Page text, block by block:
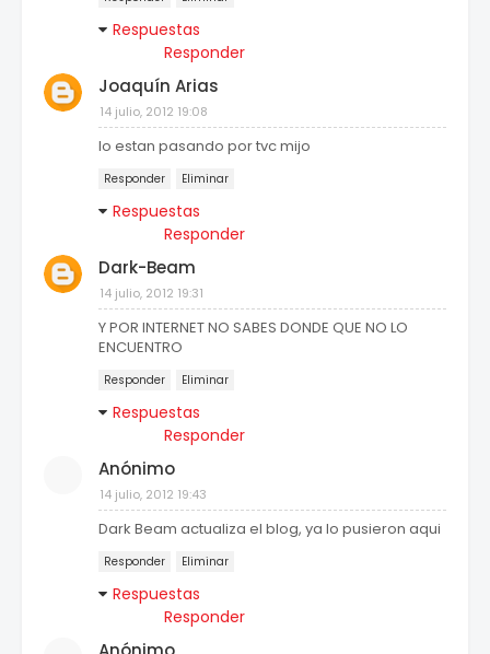
Respuestas
Responder
Joaquín Arias
14 julio, 2012 19:08
lo estan pasando por tvc mijo
Responder Eliminar
Respuestas
Responder
Dark-Beam
14 julio, 2012 19:31
Y POR INTERNET NO SABES DONDE QUE NO LO
ENCUENTRO
Responder Eliminar
Respuestas
Responder
Anónimo
14 julio, 2012 19:43
Dark Beam actualiza el blog, ya lo pusieron aqui
Responder Eliminar
Respuestas
Responder